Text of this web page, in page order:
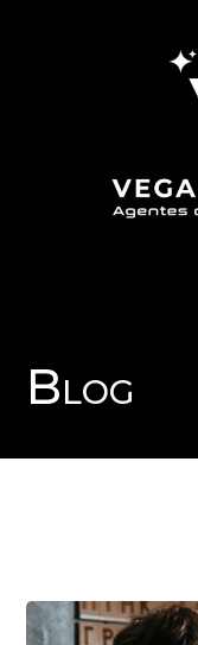
Blog